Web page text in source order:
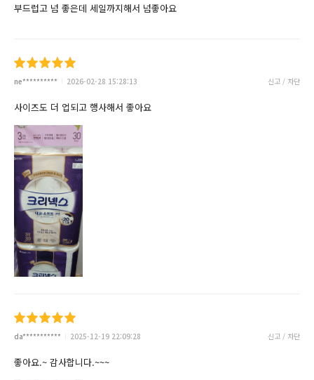
부드럽고 넘 좋은데 세일까지해서 넘좋아요
ne********** 2026-02-28 15:28:13 신고 / 차단
사이즈도 더 업되고 행사해서 좋아요
da*********** 2025-12-19 22:09:28 신고 / 차단
좋아요.~ 감사합니다.~~~